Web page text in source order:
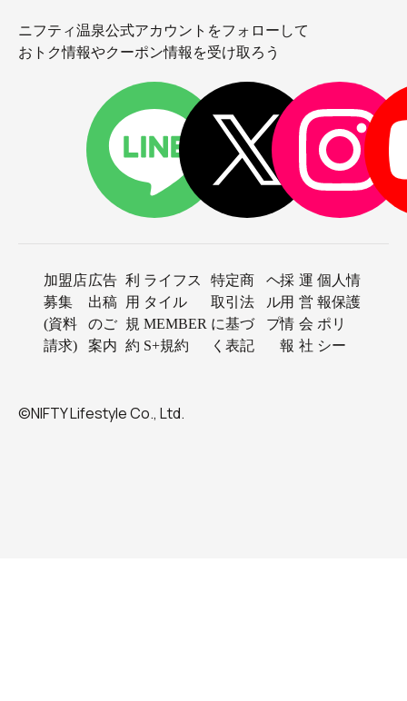
ニフティ温泉公式アカウントをフォローして
おトク情報やクーポン情報を受け取ろう
加盟店
募集
(資料
請求)
広告
出稿
のご
案内
利
用
規
約
ライフス
タイル
MEMBER
S+規約
特定商
取引法
に基づ
く表記
ヘ
ル
プ
採
用
情
報
運
営
会
社
個人情
報保護
ポリ
シー
©NIFTY Lifestyle Co., Ltd.